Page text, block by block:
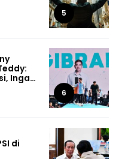
5
Ingat
6
di